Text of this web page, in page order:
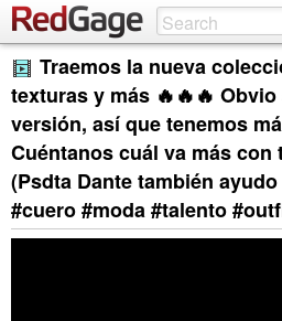
Traemos la nueva
texturas y más 🔥🔥🔥
versión, así que tenemos
Cuéntanos cuál va más
(Psdta Dante también
#cuero #moda #talento